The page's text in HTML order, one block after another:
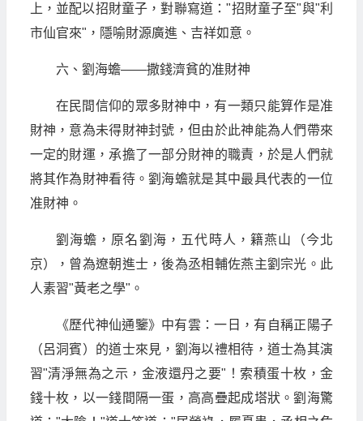
上，並配以招財童子，對聯寫道："招財童子至"與"利
市仙官來"，隱喻財源廣進、吉祥如意。
六、劉海蟾——撒錢濟貧的准財神
在民間信仰的眾多財神中，有一類只能算作是准
財神，意為未得財神封號，但由於此神能為人們帶來
一定的財運，承擔了一部分財神的職責，於是人們就
將其作為財神看待。劉海蟾就是其中最具代表的一位
准財神。
劉海蟾，原名劉海，五代時人，籍燕山（今北
京），曾為遼朝進士，後為丞相輔佐燕主劉宗光。此
人素習"黃老之學"。
《歷代神仙通鑒》中有雲：一日，有自稱正陽子
（呂洞賓）的道士來見，劉海以禮相待，道士為其演
習"清淨無為之示，金液還丹之要"！索積蛋十枚，金
錢十枚，以一錢間隔一蛋，高高疊起成塔狀。劉海驚